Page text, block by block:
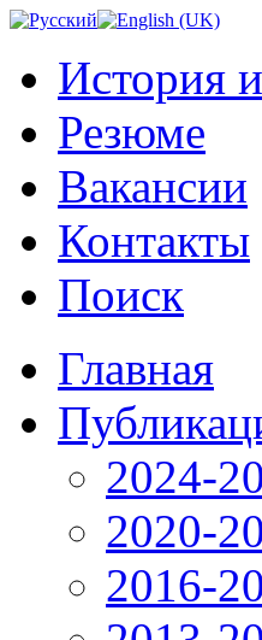
История
Резюме
Вакансии
Контакты
Поиск
Главная
2024-
2020-
2016-